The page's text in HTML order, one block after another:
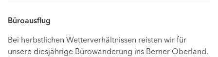
Büroausflug
Bei herbstlichen Wetterverhältnissen reisten wir für
unsere diesjährige Bürowanderung ins Berner Oberland.